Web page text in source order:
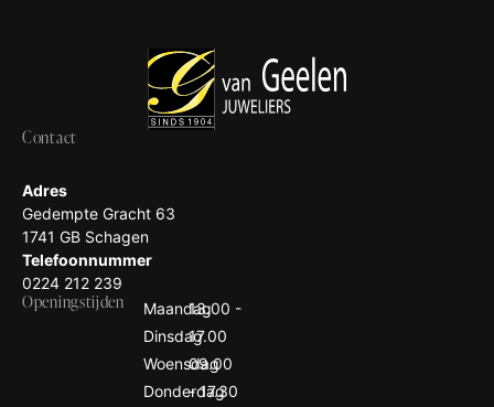
Contact
Adres
Gedempte Gracht 63
1741 GB Schagen
Telefoonnummer
0224 212 239
Openingstijden
Maandag
Dinsdag
Woensdag
Donderdag
13.00 -
17.00
09.00
- 17.30